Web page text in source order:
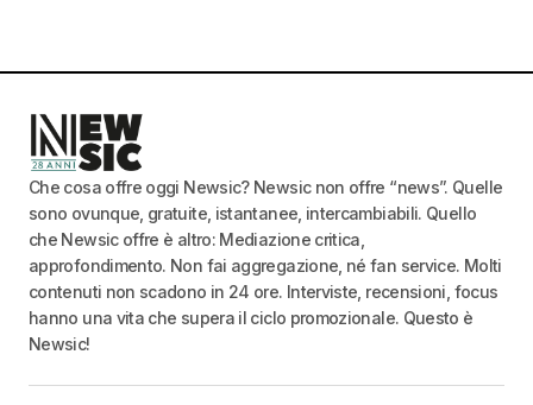
Che cosa offre oggi Newsic? Newsic non offre “news”. Quelle
sono ovunque, gratuite, istantanee, intercambiabili. Quello
che Newsic offre è altro: Mediazione critica,
approfondimento. Non fai aggregazione, né fan service. Molti
contenuti non scadono in 24 ore. Interviste, recensioni, focus
hanno una vita che supera il ciclo promozionale. Questo è
Newsic!